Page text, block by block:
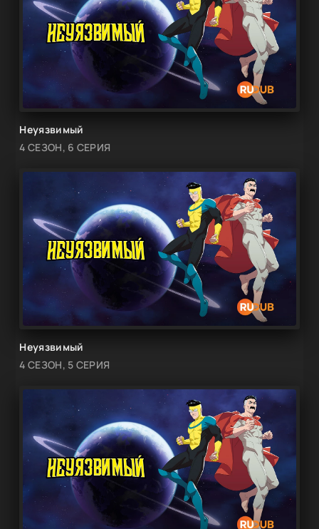
Неуязвимый
4 СЕЗОН, 6 СЕРИЯ
Неуязвимый
4 СЕЗОН, 5 СЕРИЯ